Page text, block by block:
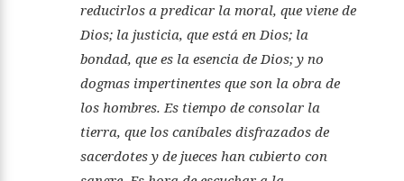
reducirlos a predicar la moral, que viene de
Dios; la justicia, que está en Dios; la
bondad, que es la esencia de Dios; y no
dogmas impertinentes que son la obra de
los hombres. Es tiempo de consolar la
tierra, que los caníbales disfrazados de
sacerdotes y de jueces han cubierto con